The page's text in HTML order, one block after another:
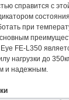
справится с
при
FE-L350
нагрузки до
и надежным.